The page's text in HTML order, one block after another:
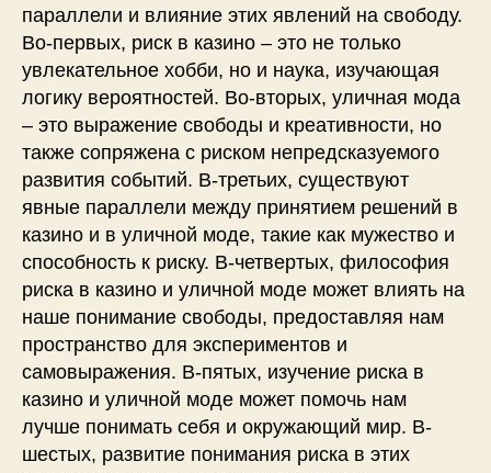
параллели и влияние этих явлений на свободу.
Во-первых, риск в казино – это не только
увлекательное хобби, но и наука, изучающая
логику вероятностей. Во-вторых, уличная мода
– это выражение свободы и креативности, но
также сопряжена с риском непредсказуемого
развития событий. В-третьих, существуют
явные параллели между принятием решений в
казино и в уличной моде, такие как мужество и
способность к риску. В-четвертых, философия
риска в казино и уличной моде может влиять на
наше понимание свободы, предоставляя нам
пространство для экспериментов и
самовыражения. В-пятых, изучение риска в
казино и уличной моде может помочь нам
лучше понимать себя и окружающий мир. В-
шестых, развитие понимания риска в этих